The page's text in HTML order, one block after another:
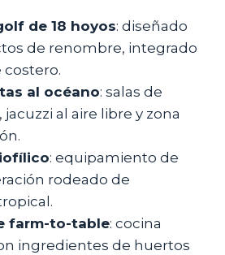
de 18 hoyos: diseñado
de renombre, integrado
costero.
al océano: salas de
al aire libre y zona
: equipamiento de
rodeado de
farm-to-table: cocina
ingredientes de huertos